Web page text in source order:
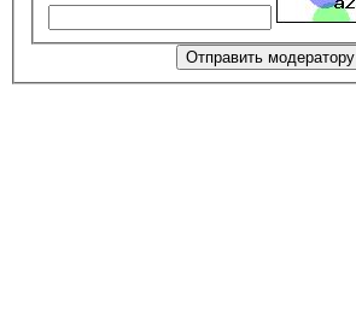
Отправить модератору